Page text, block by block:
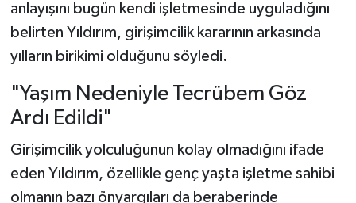
anlayışını bugün kendi işletmesinde uyguladığını
belirten Yıldırım, girişimcilik kararının arkasında
yılların birikimi olduğunu söyledi.
"Yaşım Nedeniyle Tecrübem Göz
Ardı Edildi"
Girişimcilik yolculuğunun kolay olmadığını ifade
eden Yıldırım, özellikle genç yaşta işletme sahibi
olmanın bazı önyargıları da beraberinde